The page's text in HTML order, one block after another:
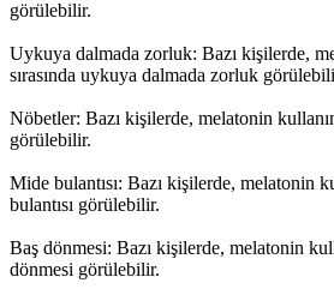
görülebilir.
Uykuya dalmada zorluk: Bazı kişilerde,
sırasında uykuya dalmada zorluk
Nöbetler: Bazı kişilerde, melatonin
görülebilir.
Mide bulantısı: Bazı kişilerde, melatonin
bulantısı görülebilir.
Baş dönmesi: Bazı kişilerde, melatonin
dönmesi görülebilir.